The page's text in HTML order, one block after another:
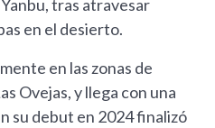
tras atravesar
en el desierto.
en las zonas de
Ovejas, y llega con una
su debut en 2024 finalizó